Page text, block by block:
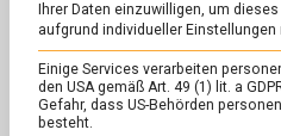
Ihrer Daten einzuwilligen, um
aufgrund individueller
Einige Services verarbeiten
den USA gemäß Art. 49 (1) lit. a
Gefahr, dass US-Behörden
besteht.